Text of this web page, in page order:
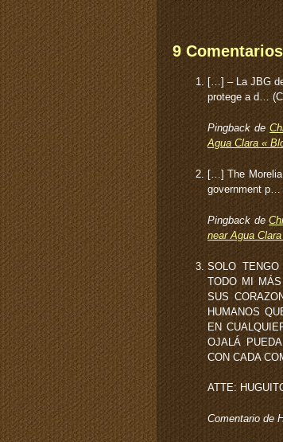
9 Comentarios
[…] – La JBG
protege a d…
Pingback de
Agua Clara «
[…] The Morelia
government p…
Pingback de
near Agua
SOLO
TODO MI
SUS
HUMANOS
EN
OJALÁ
CON CADA
ATTE:
Comentario de